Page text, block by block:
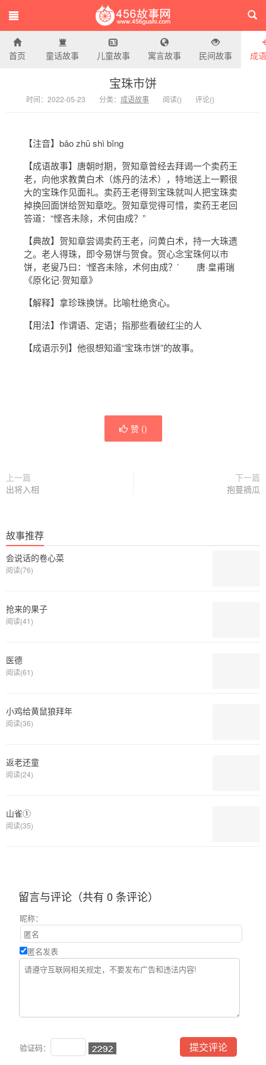
456故事网
首页 童话故事 儿童故事 寓言故事 民间故事 成
宝珠市饼
时间：2022-05-23 分类： 成语故事 阅读() 评论()
【注音】bǎo zhū shì bǐng
【成语故事】唐朝时期，贺知章曾经去拜谒一个卖药王
老，向他求教黄白术（炼丹的法术），特地送上一颗很
大的宝珠作见面礼。卖药王老得到宝珠就叫人把宝珠卖
掉换回面饼给贺知章吃。贺知章觉得可惜，卖药王老回
答道：“悭吝未除，术何由成？”
【典故】贺知章尝谒卖药王老，问黄白术，持一大珠遗
之。老人得珠，即令易饼与贺食。贺心念宝珠何以市
饼，老叟乃曰：‘悭吝未除，术何由成？’ 唐·皇甫瑞
《原化记·贺知章》
【解释】拿珍珠换饼。比喻杜绝贪心。
【用法】作谓语、定语；指那些看破红尘的人
【成语示列】他很想知道“宝珠市饼”的故事。
赞 ()
上一篇
出将入相
下一篇
抱蔓摘瓜
故事推荐
会说话的卷心菜
阅读(76)
抢来的果子
阅读(41)
医德
阅读(61)
小鸡给黄鼠狼拜年
阅读(36)
返老还童
阅读(24)
山雀①
阅读(35)
留言与评论（共有 0 条评论）
昵称：
匿名发表
验证码：